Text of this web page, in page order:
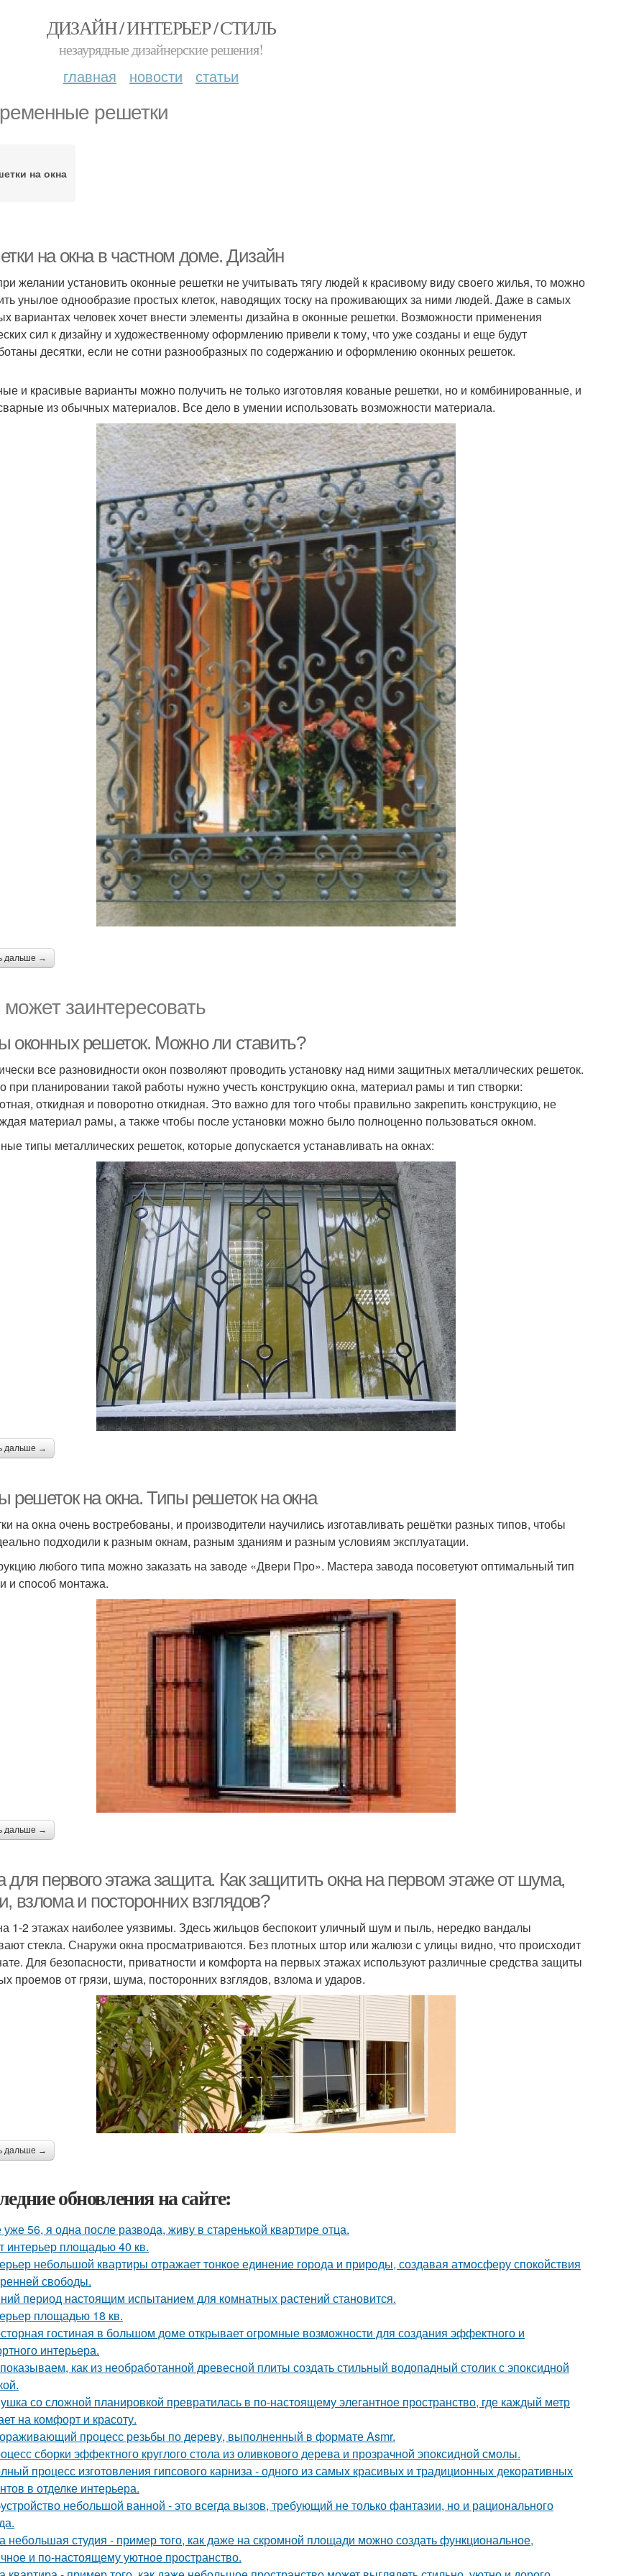
ДИЗАЙН / ИНТЕРЬЕР / СТИЛЬ
незаурядные дизайнерские решения!
главная новости статьи
решетки
на окна
на окна в частном доме. Дизайн
желании установить оконные решетки не учитывать тягу людей к красивому виду своего жилья, то можно
унылое однообразие простых клеток, наводящих тоску на проживающих за ними людей. Даже в самых
вариантах человек хочет внести элементы дизайна в оконные решетки. Возможности применения
сил к дизайну и художественному оформлению привели к тому, что уже созданы и еще будут
десятки, если не сотни разнообразных по содержанию и оформлению оконных решеток.
и красивые варианты можно получить не только изготовляя кованые решетки, но и комбинированные, и
из обычных материалов. Все дело в умении использовать возможности материала.
дальше →
заинтересовать
оконных решеток. Можно ли ставить?
все разновидности окон позволяют проводить установку над ними защитных металлических решеток.
при планировании такой работы нужно учесть конструкцию окна, материал рамы и тип створки:
откидная и поворотно откидная. Это важно для того чтобы правильно закрепить конструкцию, не
материал рамы, а также чтобы после установки можно было полноценно пользоваться окном.
типы металлических решеток, которые допускается устанавливать на окнах:
дальше →
решеток на окна. Типы решеток на окна
на окна очень востребованы, и производители научились изготавливать решётки разных типов, чтобы
подходили к разным окнам, разным зданиям и разным условиям эксплуатации.
любого типа можно заказать на заводе «Двери Про». Мастера завода посоветуют оптимальный тип
и способ монтажа.
дальше →
для первого этажа защита. Как защитить окна на первом этаже от шума,
взлома и посторонних взглядов?
1-2 этажах наиболее уязвимы. Здесь жильцов беспокоит уличный шум и пыль, нередко вандалы
стекла. Снаружи окна просматриваются. Без плотных штор или жалюзи с улицы видно, что происходит
Для безопасности, приватности и комфорта на первых этажах используют различные средства защиты
проемов от грязи, шума, посторонних взглядов, взлома и ударов.
дальше →
обновления на сайте:
56, я одна после развода, живу в старенькой квартире отца.
интерьер площадью 40 кв.
небольшой квартиры отражает тонкое единение города и природы, создавая атмосферу спокойствия
свободы.
период настоящим испытанием для комнатных растений становится.
площадью 18 кв.
гостиная в большом доме открывает огромные возможности для создания эффектного и
интерьера.
как из необработанной древесной плиты создать стильный водопадный столик с эпоксидной
со сложной планировкой превратилась в по-настоящему элегантное пространство, где каждый метр
на комфорт и красоту.
процесс резьбы по дереву, выполненный в формате Asmr.
сборки эффектного круглого стола из оливкового дерева и прозрачной эпоксидной смолы.
процесс изготовления гипсового карниза - одного из самых красивых и традиционных декоративных
в отделке интерьера.
небольшой ванной - это всегда вызов, требующий не только фантазии, но и рационального
небольшая студия - пример того, как даже на скромной площади можно создать функциональное,
и по-настоящему уютное пространство.